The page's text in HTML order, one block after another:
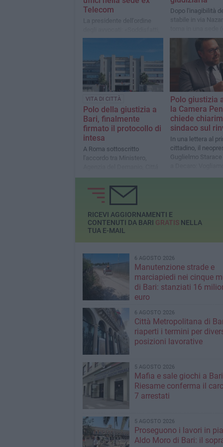
Telecom
La presidente dell'ordine
ma auspichiamo che si tratti
Dopo l'inagibilità
stabile in via
unica. La camera
«Corte d'assise
piazza De Nicola»
VITA DI CITTÀ
Polo della giustizia a
Bari, finalmente
firmato il protocollo di
intesa
A Roma sottoscritto
l'accordo tra Ministero,
Metropolitana, Comune,
Provveditorato, Corte
d'Appello e Procura
Polo giustizia
la Camera
chiede
sindaco sul
In una lettera al
cittadino, il
Guglielmo
a Decaro:
RICEVI AGGIORNAMENTI E
CONTENUTI DA BARI GRATISNELLA
TUA E-MAIL
6 AGOSTO 2026
Manutenzione strade e
marciapiedi nei cinque
di Bari: stanziati 16
euro
6 AGOSTO 2026
Città Metropolitana di
riaperti i termini per
posizioni lavorative
5 AGOSTO 2026
Mafia e sale giochi a
Riesame conferma il
7 arrestati
5 AGOSTO 2026
Proseguono i lavori in
Aldo Moro di Bari: il